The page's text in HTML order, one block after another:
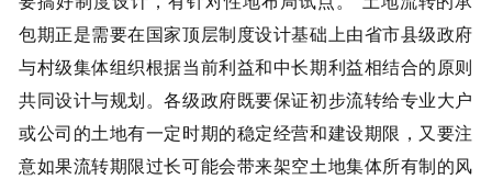
包期正是需要在国家顶层制度设计基础上由省市县级政府
与村级集体组织根据当前利益和中长期利益相结合的原则
共同设计与规划。各级政府既要保证初步流转给专业大户
或公司的土地有一定时期的稳定经营和建设期限，又要注
意如果流转期限过长可能会带来架空土地集体所有制的风